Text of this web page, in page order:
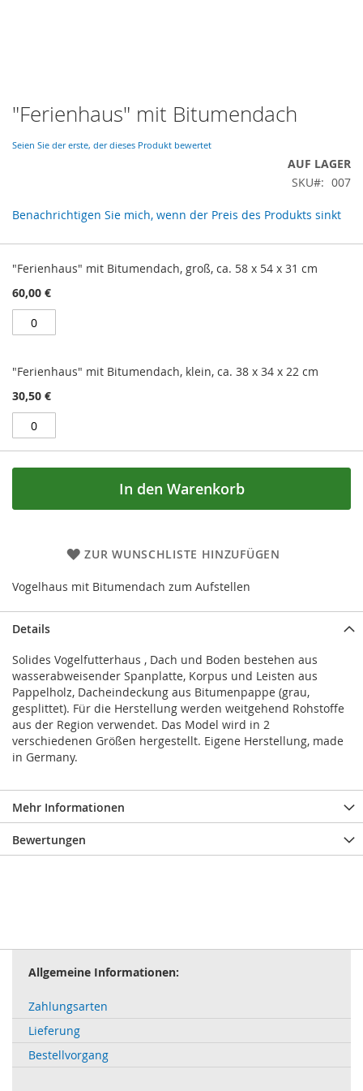
Anfang
Bildergalerie
"Ferienhaus" mit Bitumendach
Seien Sie der erste, der dieses Produkt bewertet
AUF LAGER
SKU
007
Benachrichtigen Sie mich, wenn der Preis des Produkts sinkt
Produkte
Artikel
"Ferienhaus" mit Bitumendach, groß, ca. 58 x 54 x 31 cm
60,00 €
"Ferienhaus" mit Bitumendach, klein, ca. 38 x 34 x 22 cm
30,50 €
In den Warenkorb
ZUR WUNSCHLISTE HINZUFÜGEN
Vogelhaus mit Bitumendach zum Aufstellen
Details
Solides Vogelfutterhaus , Dach und Boden bestehen aus
wasserabweisender Spanplatte, Korpus und Leisten aus
Pappelholz, Dacheindeckung aus Bitumenpappe (grau,
gesplittet). Für die Herstellung werden weitgehend Rohstoffe
aus der Region verwendet. Das Model wird in 2
verschiedenen Größen hergestellt. Eigene Herstellung, made
in Germany.
Mehr Informationen
Bewertungen
Allgemeine Informationen:
Zahlungsarten
Lieferung
Bestellvorgang